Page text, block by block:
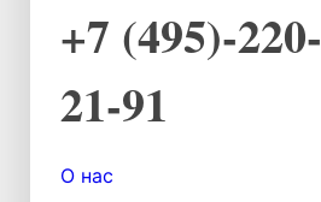
+7 (495)-220-
21-91
О нас